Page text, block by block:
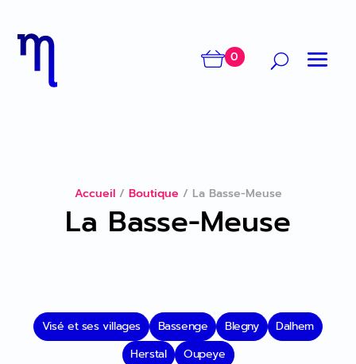
0
Accueil/ Boutique / La Basse-Meuse
La Basse-Meuse
Visé et ses villages Bassenge Blegny
Dalhem
Herstal
Oupeye